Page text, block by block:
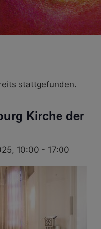
stattgefunden.
Kirche der
10:00 - 17:00